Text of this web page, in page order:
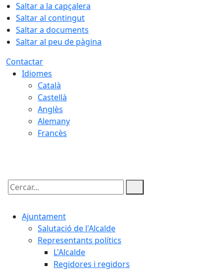
Saltar a la capçalera
Saltar al contingut
Saltar a documents
Saltar al peu de pàgina
Contactar
Idiomes
Català
Castellà
Anglès
Alemany
Francès
Cercar:
Ajuntament
Salutació de l'Alcalde
Representants polítics
L'Alcalde
Regidores i regidors